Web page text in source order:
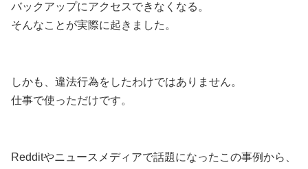
バックアップにアクセスできなくなる。
そんなことが実際に起きました。
しかも、違法行為をしたわけではありません。
仕事で使っただけです。
Redditやニュースメディアで話題になったこの事例から、